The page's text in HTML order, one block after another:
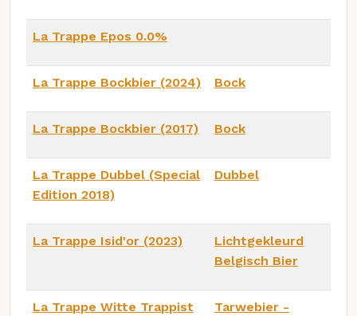
La Trappe Epos 0.0%
La Trappe Bockbier (2024) Bock
La Trappe Bockbier (2017) Bock
La Trappe Dubbel (Special
Edition 2018)
Dubbel
La Trappe Isid'or (2023)
Lichtgekleurd
Belgisch Bier
La Trappe Witte Trappist
Tarwebier -